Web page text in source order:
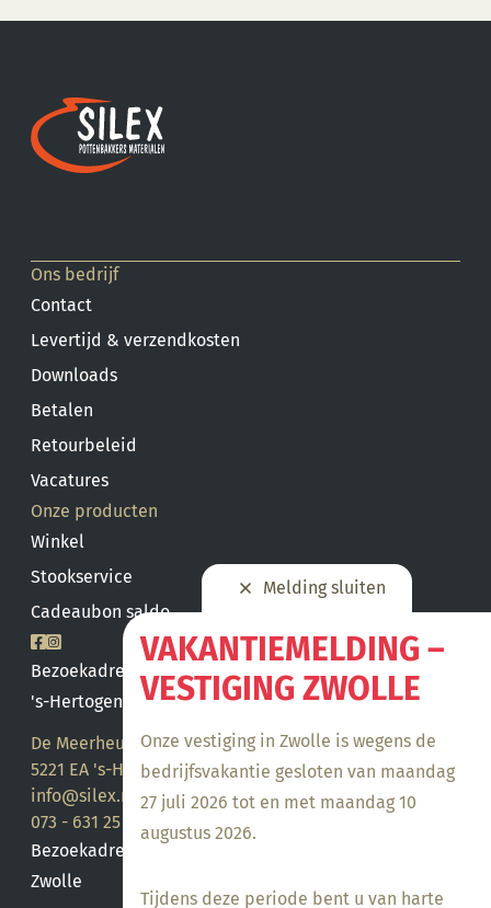
Melding sluiten
VAKANTIEMELDING –
VESTIGING ZWOLLE
Onze vestiging in Zwolle is wegens de
bedrijfsvakantie gesloten van maandag
27 juli 2026 tot en met maandag 10
augustus 2026.
Tijdens deze periode bent u van harte
Ons bedrijf
Contact
Levertijd & verzendkosten
Downloads
Betalen
Retourbeleid
Vacatures
Onze producten
Winkel
Stookservice
Cadeaubon saldo
Bezoekadres
's-Hertogenbosch
De Meerheuvel 21
5221 EA 's-Hertogenbosch
info@silex.nl
073 - 631 25 28
Bezoekadres
Zwolle